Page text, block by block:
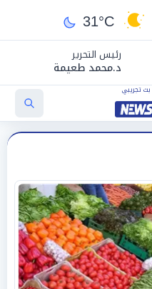
31°C
رئيس التحرير
د.محمد طعيمة